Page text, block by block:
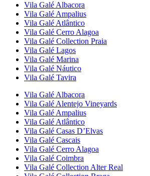
Vila Galé Albacora
Vila Galé Ampalius
Vila Galé Atlântico
Vila Galé Cerro Alagoa
Vila Galé Collection Praia
Vila Galé Lagos
Vila Galé Marina
Vila Galé Náutico
Vila Galé Tavira
Vila Galé Albacora
Vila Galé Alentejo Vineyards
Vila Galé Ampalius
Vila Galé Atlântico
Vila Galé Casas D’Elvas
Vila Galé Cascais
Vila Galé Cerro Alagoa
Vila Galé Coimbra
Vila Galé Collection Alter Real